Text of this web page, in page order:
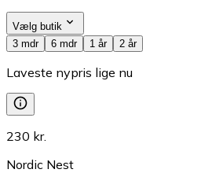
Vælg butik
3 mdr
6 mdr 1 år 2 år
Laveste nypris lige nu
230 kr.
Nordic Nest